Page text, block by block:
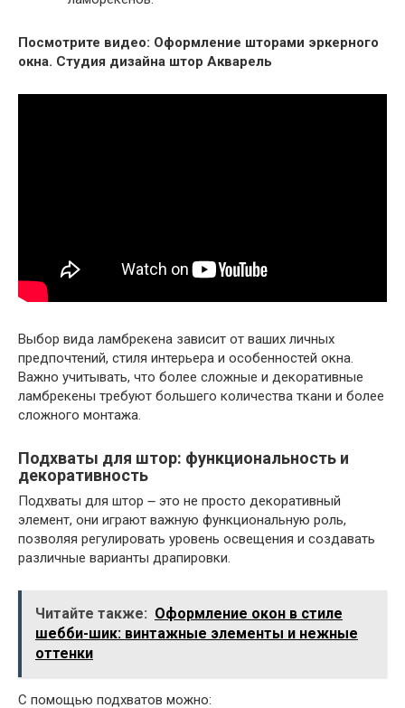
Посмотрите видео: Оформление шторами эркерного
окна. Студия дизайна штор Акварель
Выбор вида ламбрекена зависит от ваших личных
предпочтений, стиля интерьера и особенностей окна.
Важно учитывать, что более сложные и декоративные
ламбрекены требуют большего количества ткани и более
сложного монтажа.
Подхваты для штор: функциональность и
декоративность
Подхваты для штор ౼ это не просто декоративный
элемент, они играют важную функциональную роль,
позволяя регулировать уровень освещения и создавать
различные варианты драпировки.
Читайте также: Оформление окон в стиле
шебби-шик: винтажные элементы и нежные
оттенки
С помощью подхватов можно: